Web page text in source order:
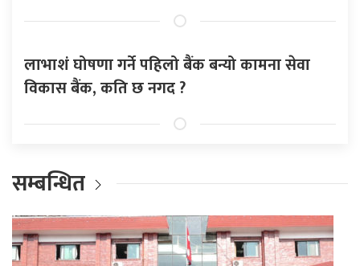
लाभाशं घोषणा गर्ने पहिलो बैंक बन्यो कामना सेवा
विकास बैंक, कति छ नगद ?
सम्बन्धित